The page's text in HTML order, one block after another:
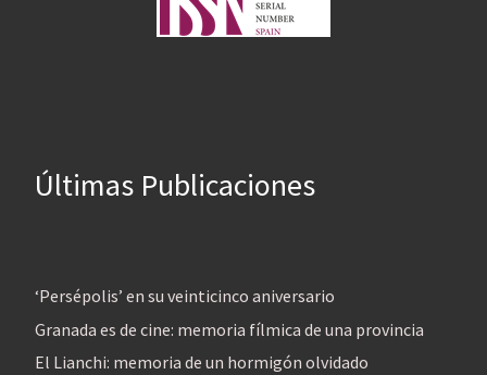
Últimas Publicaciones
‘Persépolis’ en su veinticinco aniversario
Granada es de cine: memoria fílmica de una provincia
El Lianchi: memoria de un hormigón olvidado